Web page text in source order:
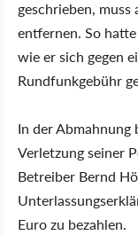
geschrieben,
entfernen. So
wie er sich gegen
Rundfunkgebühr
In der
Verletzung seiner
Betreiber Bernd
Euro zu bezahlen.